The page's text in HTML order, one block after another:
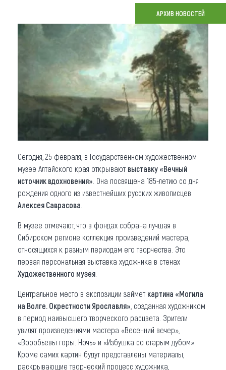
О регионе
Коллекция впечатлений
Другие рубрики
АРХИВ НОВОСТЕЙ
Сегодня, 25 февраля, в Государственном художественном
музее Алтайского края открывают выставку «Вечный
источник вдохновения» . Она посвящена 185-летию со дня
рождения одного из известнейших русских живописцев
Алексея Саврасова
В музее отмечают, что в фондах собрана лучшая в
Сибирском регионе коллекция произведений мастера,
относящихся к разным периодам его творчества. Это
первая персональная выставка художника в стенах
Художественного музея
Центральное место в экспозиции займет картина «Могила
на Волге. Окрестности Ярославля» , созданная художником
в период наивысшего творческого расцвета. Зрители
увидят произведениями мастера «Весенний вечер»,
«Воробьевы горы. Ночь» и «Избушка со старым дубом».
Кроме самих картин будут представлены материалы,
раскрывающие творческий процесс художника,